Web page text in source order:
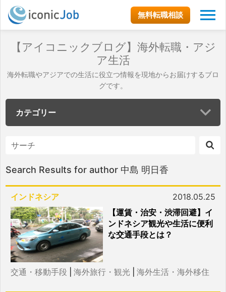
無料転職相談
【アイコニックブログ】海外転職・アジ
ア生活
海外転職やアジアでの生活に役立つ情報を現地からお届けするブロ
グです。
カテゴリー
Search Results for author 中島 明日香
インドネシア
2018.05.25
【運賃・治安・渋滞回避】イ
ンドネシア観光や生活に便利
な交通手段とは？
交通・移動手段 海外旅行・観光 海外生活・海外移住